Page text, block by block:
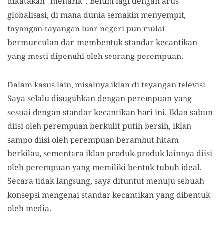
globalisasi, di mana dunia semakin menyempit,
tayangan-tayangan luar negeri pun mulai
bermunculan dan membentuk standar kecantikan
yang mesti dipenuhi oleh seorang perempuan.
Dalam kasus lain, misalnya iklan di tayangan televisi.
Saya selalu disuguhkan dengan perempuan yang
sesuai dengan standar kecantikan hari ini. Iklan sabun
diisi oleh perempuan berkulit putih bersih, iklan
sampo diisi oleh perempuan berambut hitam
berkilau, sementara iklan produk-produk lainnya diisi
oleh perempuan yang memiliki bentuk tubuh ideal.
Secara tidak langsung, saya dituntut menuju sebuah
konsepsi mengenai standar kecantikan yang dibentuk
oleh media.